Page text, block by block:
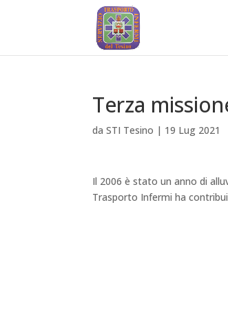
Terza
daSTI Tesino | 19 Lug 2021
Il 2006 è stato un anno di
Trasporto Infermi ha